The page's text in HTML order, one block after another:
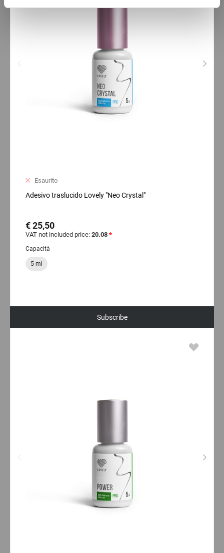
Esaurito
Adesivo traslucido Lovely "Neo Crystal"
€ 25,50
VAT not included price: 20.08 *
Capacità
5 ml
Subscribe